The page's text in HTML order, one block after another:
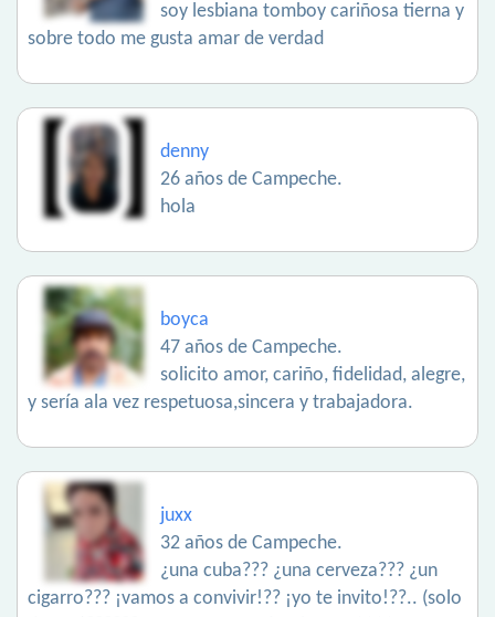
soy lesbiana tomboy cariñosa tierna y
sobre todo me gusta amar de verdad
denny
26 años de Campeche.
hola
boyca
47 años de Campeche.
solicito amor, cariño, fidelidad, alegre,
y sería ala vez respetuosa,sincera y trabajadora.
juxx
32 años de Campeche.
¿una cuba??? ¿una cerveza??? ¿un
cigarro??? ¡vamos a convivir!?? ¡yo te invito!??.. (solo